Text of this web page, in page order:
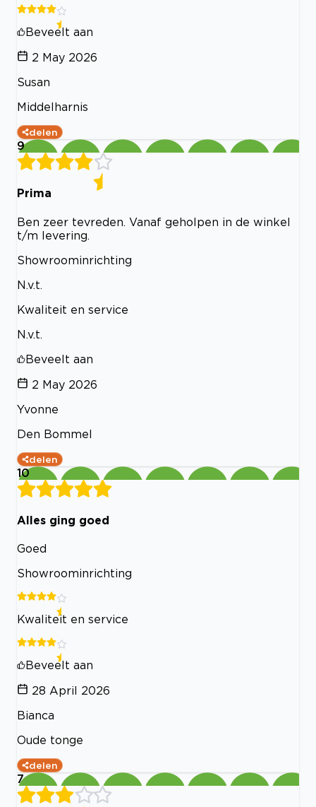
Beveelt aan
2 May 2026
Susan
Middelharnis
delen
9
Prima
Ben zeer tevreden. Vanaf geholpen in de winkel
t/m levering.
Showroominrichting
N.v.t.
Kwaliteit en service
N.v.t.
Beveelt aan
2 May 2026
Yvonne
Den Bommel
delen
10
Alles ging goed
Goed
Showroominrichting
Kwaliteit en service
Beveelt aan
28 April 2026
Bianca
Oude tonge
delen
7